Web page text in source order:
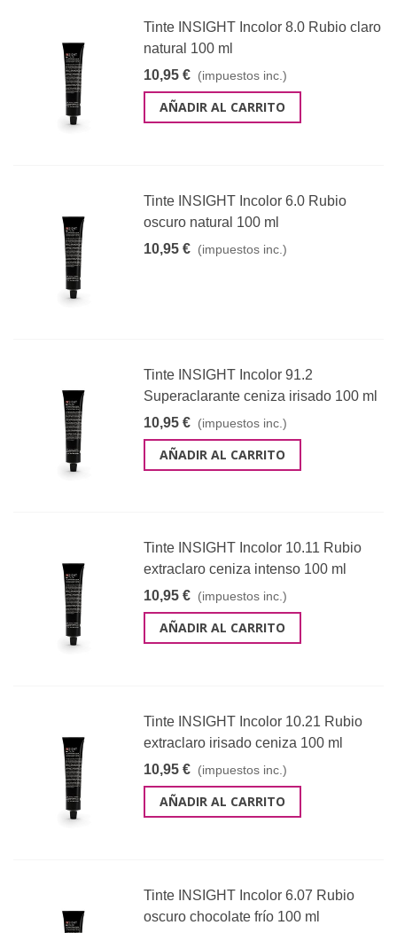
Tinte INSIGHT Incolor 8.0 Rubio claro
natural 100 ml
10,95 € (impuestos inc.)
AÑADIR AL CARRITO
Tinte INSIGHT Incolor 6.0 Rubio
oscuro natural 100 ml
10,95 € (impuestos inc.)
Tinte INSIGHT Incolor 91.2
Superaclarante ceniza irisado 100 ml
10,95 € (impuestos inc.)
AÑADIR AL CARRITO
Tinte INSIGHT Incolor 10.11 Rubio
extraclaro ceniza intenso 100 ml
10,95 € (impuestos inc.)
AÑADIR AL CARRITO
Tinte INSIGHT Incolor 10.21 Rubio
extraclaro irisado ceniza 100 ml
10,95 € (impuestos inc.)
AÑADIR AL CARRITO
Tinte INSIGHT Incolor 6.07 Rubio
oscuro chocolate frío 100 ml